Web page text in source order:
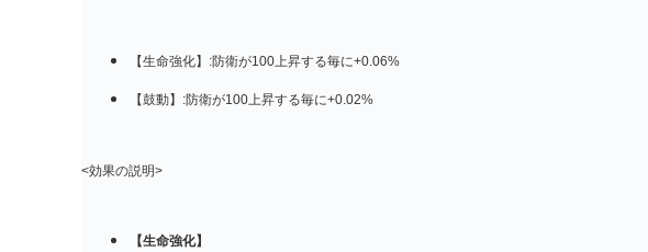
【生命強化】:防衛が100上昇する毎に+0.06%
【鼓動】:防衛が100上昇する毎に+0.02%
<効果の説明>
【生命強化】